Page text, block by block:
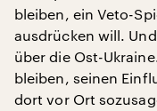
bleiben, ein Veto-
ausdrücken will.
über die Ost-
bleiben, seinen
dort vor Ort